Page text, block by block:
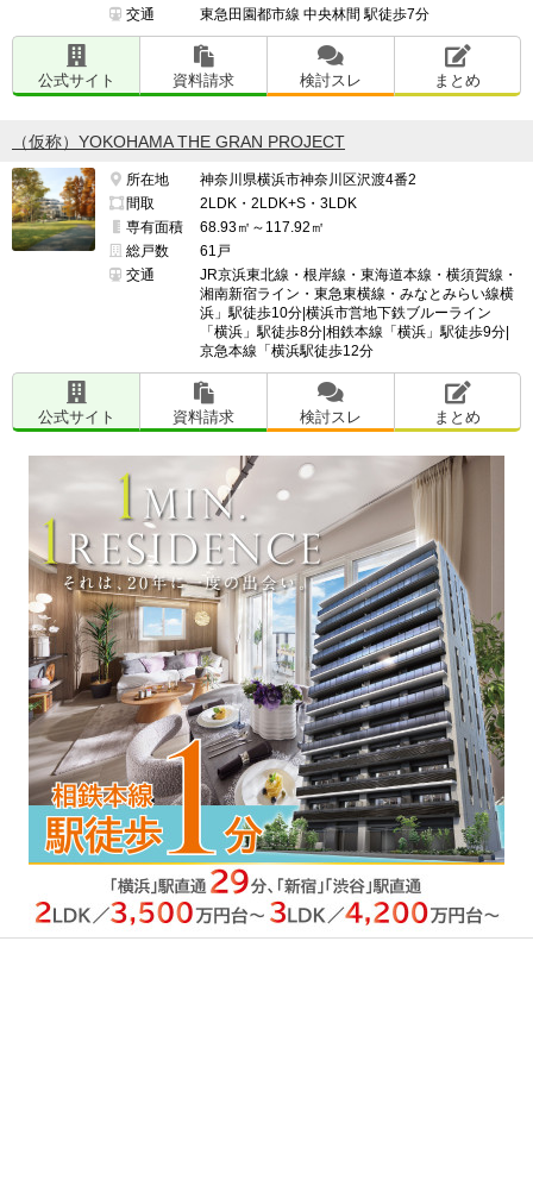
交通 東急田園都市線 中央林間 駅徒歩7分
公式サイト 資料請求 検討スレ まとめ
（仮称）YOKOHAMA THE GRAN PROJECT
所在地
神奈川県横浜市神奈川区沢渡4番2
間取
2LDK・2LDK+S・3LDK
専有面積
68.93㎡～117.92㎡
総戸数
61戸
交通
JR京浜東北線・根岸線・東海道本線・横須賀線・
湘南新宿ライン・東急東横線・みなとみらい線横
浜」駅徒歩10分|横浜市営地下鉄ブルーライン
「横浜」駅徒歩8分|相鉄本線「横浜」駅徒歩9分|
京急本線「横浜駅徒歩12分
公式サイト 資料請求 検討スレ まとめ